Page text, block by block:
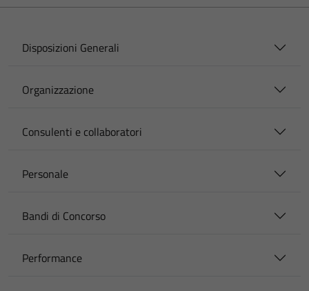
Disposizioni Generali
Organizzazione
Consulenti e collaboratori
Personale
Bandi di Concorso
Performance